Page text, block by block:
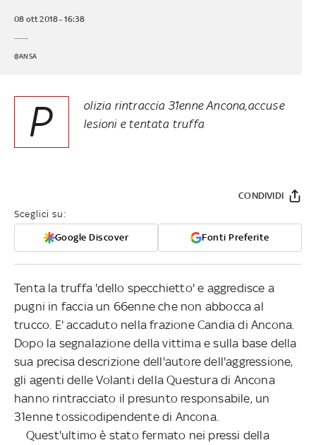
08 ott 2018 - 16:38
@ANSA
P
olizia rintraccia 31enne Ancona,accuse
lesioni e tentata truffa
Sceglici su:
Google Discover Fonti Preferite
CONDIVIDI
Tenta la truffa 'dello specchietto' e aggredisce a
pugni in faccia un 66enne che non abbocca al
trucco. E' accaduto nella frazione Candia di Ancona.
Dopo la segnalazione della vittima e sulla base della
sua precisa descrizione dell'autore dell'aggressione,
gli agenti delle Volanti della Questura di Ancona
hanno rintracciato il presunto responsabile, un
31enne tossicodipendente di Ancona.
Quest'ultimo è stato fermato nei pressi della